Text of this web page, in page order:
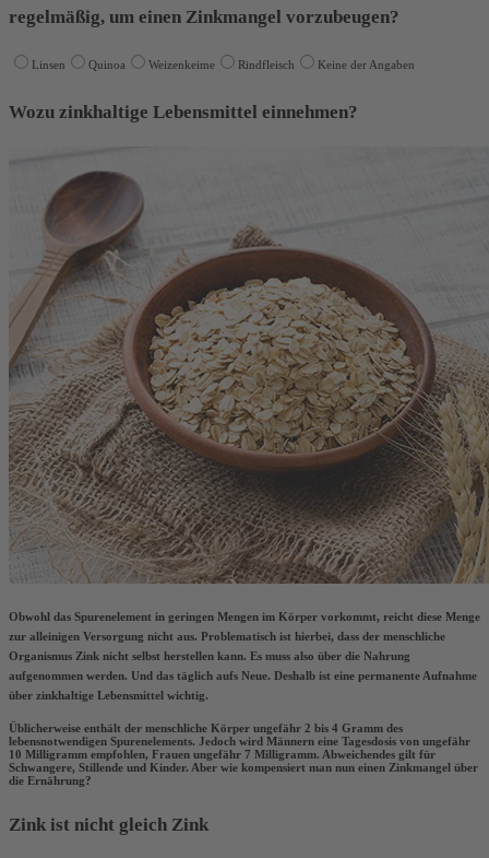
regelmäßig, um einen Zinkmangel vorzubeugen?
Linsen Quinoa Weizenkeime Rindfleisch Keine der Angaben
Wozu zinkhaltige Lebensmittel einnehmen?
Obwohl das Spurenelement in geringen Mengen im Körper vorkommt, reicht diese Menge
zur alleinigen Versorgung nicht aus. Problematisch ist hierbei, dass der menschliche
Organismus Zink nicht selbst herstellen kann. Es muss also über die Nahrung
aufgenommen werden. Und das täglich aufs Neue. Deshalb ist eine permanente Aufnahme
über zinkhaltige Lebensmittel wichtig.
Üblicherweise enthält der menschliche Körper ungefähr 2 bis 4 Gramm des
lebensnotwendigen Spurenelements. Jedoch wird Männern eine Tagesdosis von ungefähr
10 Milligramm empfohlen, Frauen ungefähr 7 Milligramm. Abweichendes gilt für
Schwangere, Stillende und Kinder. Aber wie kompensiert man nun einen Zinkmangel über
die Ernährung?
Zink ist nicht gleich Zink